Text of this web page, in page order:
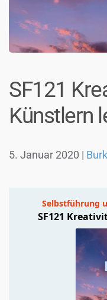
SF121
Künstlern
5. Januar 2020 |